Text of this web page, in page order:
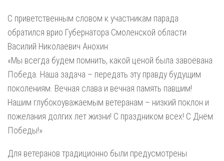
С приветственным словом к участникам парада
обратился врио Губернатора Смоленской области
Василий Николаевич Анохин:
«Мы всегда будем помнить, какой ценой была завоёвана
Победа. Наша задача – передать эту правду будущим
поколениям. Вечная слава и вечная память павшим!
Нашим глубокоуважаемым ветеранам – низкий поклон и
пожелания долгих лет жизни! С праздником всех! С Днём
Победы!»
Для ветеранов традиционно были предусмотрены